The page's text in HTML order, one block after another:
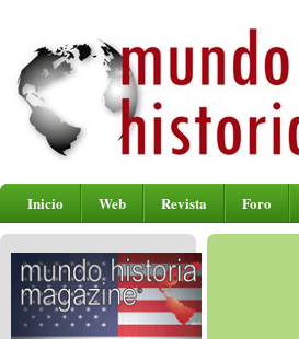
Inicio Web Revista Foro